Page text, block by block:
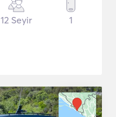
12 Seyir 1